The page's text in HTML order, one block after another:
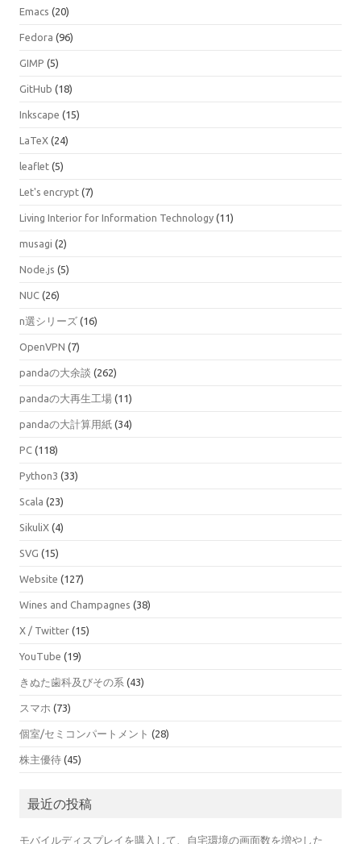
Emacs (20)
Fedora (96)
GIMP (5)
GitHub (18)
Inkscape (15)
LaTeX (24)
leaflet (5)
Let's encrypt (7)
Living Interior for Information Technology (11)
musagi (2)
Node.js (5)
NUC (26)
n選シリーズ (16)
OpenVPN (7)
pandaの大余談 (262)
pandaの大再生工場 (11)
pandaの大計算用紙 (34)
PC (118)
Python3 (33)
Scala (23)
SikuliX (4)
SVG (15)
Website (127)
Wines and Champagnes (38)
X / Twitter (15)
YouTube (19)
きぬた歯科及びその系 (43)
スマホ (73)
個室/セミコンパートメント (28)
株主優待 (45)
最近の投稿
モバイルディスプレイを購入して、自宅環境の画面数を増やした